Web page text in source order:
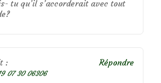
tu qu’il s’accorderait avec tout
:
07 30 06306
Répondre